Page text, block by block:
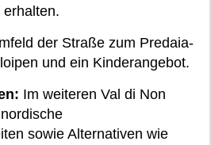
der Straße zum Predaia-
und ein Kinderangebot.
Im weiteren Val di Non
sowie Alternativen wie